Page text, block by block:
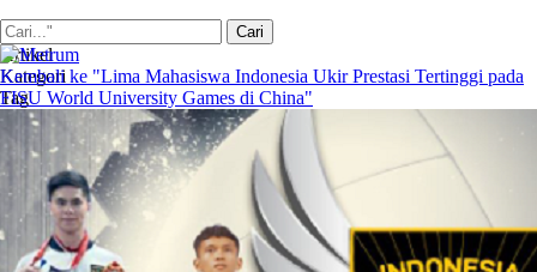
Artikel
Kategori
Tag
Kembali ke "Lima Mahasiswa Indonesia Ukir Prestasi Tertinggi pada
FISU World University Games di China"